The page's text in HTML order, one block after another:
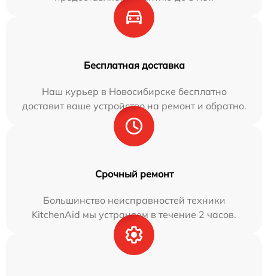
Бесплатная доставка
Наш курьер в Новосибирске бесплатно
доставит ваше устройство на ремонт и обратно.
Срочный ремонт
Большинство неисправностей техники
KitchenAid мы устраняем в течение 2 часов.